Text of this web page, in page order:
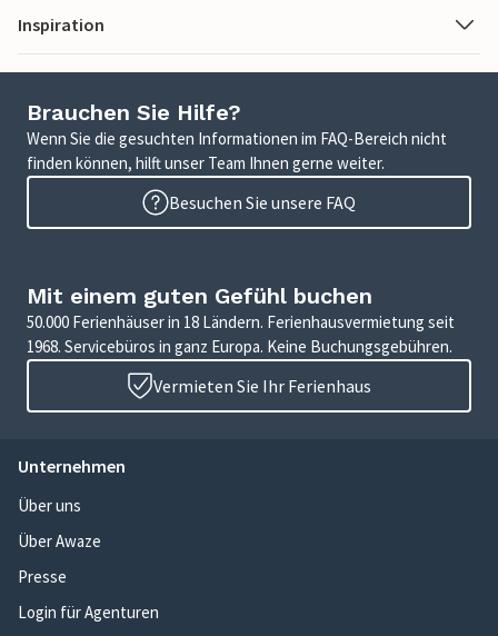
Inspiration
Brauchen Sie Hilfe?
Wenn Sie die gesuchten Informationen im FAQ-Bereich nicht
finden können, hilft unser Team Ihnen gerne weiter.
Besuchen Sie unsere FAQ
Mit einem guten Gefühl buchen
50.000 Ferienhäuser in 18 Ländern. Ferienhausvermietung seit
1968. Servicebüros in ganz Europa. Keine Buchungsgebühren.
Vermieten Sie Ihr Ferienhaus
Unternehmen
Über uns
Über Awaze
Presse
Login für Agenturen